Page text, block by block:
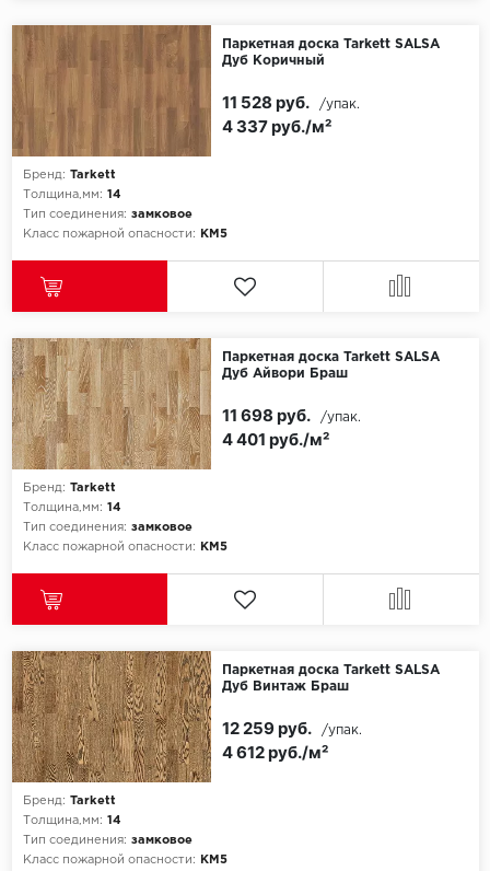
Паркетная доска Tarkett SALSA
Дуб Коричный
Бренд: Tarkett
Толщина,мм: 14
Тип соединения: замковое
Класс пожарной опасности:
КМ5
4 337 руб./м²
11 528 руб. /упак.
Паркетная доска Tarkett SALSA
Дуб Айвори Браш
Бренд: Tarkett
Толщина,мм: 14
Тип соединения: замковое
Класс пожарной опасности:
КМ5
4 401 руб./м²
11 698 руб. /упак.
Паркетная доска Tarkett SALSA
Дуб Винтаж Браш
Бренд: Tarkett
Толщина,мм: 14
Тип соединения: замковое
Класс пожарной опасности:
КМ5
4 612 руб./м²
12 259 руб. /упак.